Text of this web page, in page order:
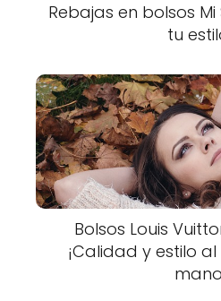
Rebajas en bolsos Mi
tu
Bolsos Louis
¡Calidad y estilo